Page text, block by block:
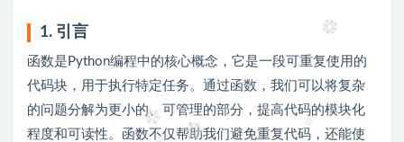
1. 引言
函数是Python编程中的核心概念，它是一段可重复使用的
代码块，用于执行特定任务。通过函数，我们可以将复杂
的问题分解为更小的、可管理的部分，提高代码的模块化
程度和可读性。函数不仅帮助我们避免重复代码，还能使